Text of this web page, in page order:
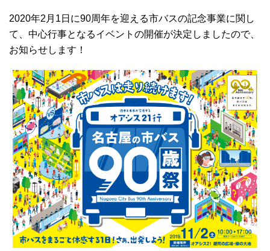
2020年2月1日に90周年を迎える市バスの記念事業に関し
て、中心行事となるイベントの開催が決定しましたので、
お知らせします！